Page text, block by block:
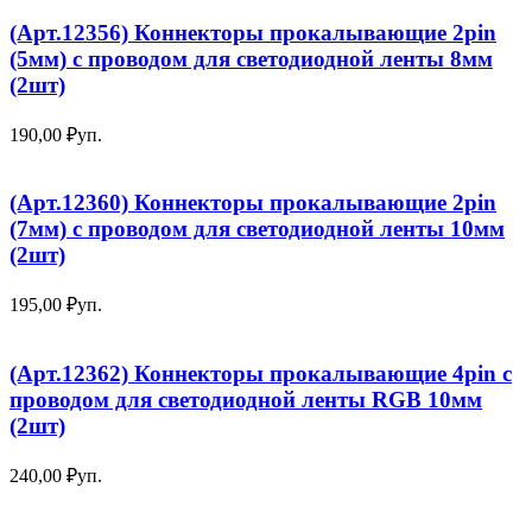
(Арт.12356) Коннекторы прокалывающие 2pin
(5мм) с проводом для светодиодной ленты 8мм
(2шт)
190,00 ₽уп.
(Арт.12360) Коннекторы прокалывающие 2pin
(7мм) с проводом для светодиодной ленты 10мм
(2шт)
195,00 ₽уп.
(Арт.12362) Коннекторы прокалывающие 4pin с
проводом для светодиодной ленты RGB 10мм
(2шт)
240,00 ₽уп.